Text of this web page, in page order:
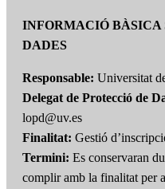
INFORMACIÓ BÀSICA
DADES
Responsable: Universitat
Delegat de Protecció de
lopd@uv.es
Finalitat: Gestió
Termini: Es conservaran
complir amb la finalitat per